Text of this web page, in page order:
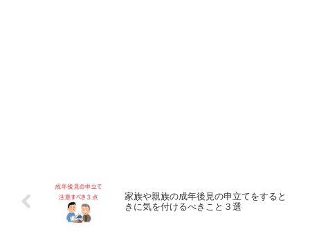
家族や親族の成年後見の申立てをすると
きに気を付けるべきこと３選